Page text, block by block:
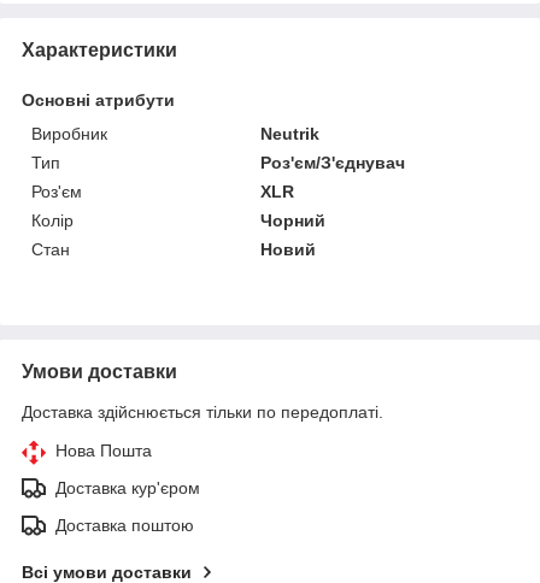
Характеристики
Основні атрибути
Виробник
Neutrik
Тип
Роз'єм/З'єднувач
Роз'єм
XLR
Колір
Чорний
Стан
Новий
Умови доставки
Доставка здійснюється тільки по передоплаті.
Нова Пошта
Доставка кур'єром
Доставка поштою
Всі умови доставки